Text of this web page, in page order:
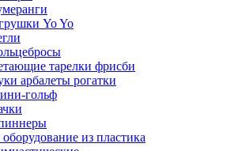
Yo Yo
тарелки фрисби
арбалеты рогатки
гольф
оборудование из пластика